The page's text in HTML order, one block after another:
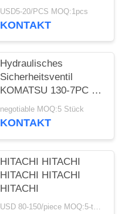
Ventil PC120-6/130-
7/200-6/220-6
USD5-20/PCS MOQ:1pcs
KONTAKT
Hydraulisches
Sicherheitsventil
KOMATSU 130-7PC für
Bagger-
Hydraulikpumpe-
negotiable MOQ:5 Stück
KONTAKT
HITACHI HITACHI
HITACHI HITACHI
HITACHI
USD 80-150/piece MOQ:5-teilig